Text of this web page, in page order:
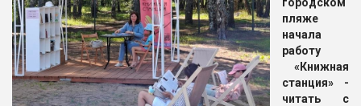
пляже
начала
работу
«Книжная
станция» -
читать с